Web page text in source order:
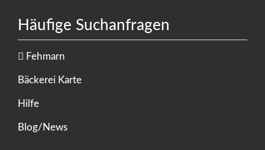
Häufige Suchanfragen
Fehmarn
Bäckerei Karte
Hilfe
Blog/News